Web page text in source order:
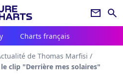
newsletter search
Charts français
de Thomas Marfisi /
clip "Derrière mes solaires"